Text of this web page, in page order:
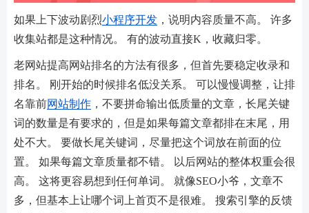
如果上下波动剧烈小程序开发 ，说明内容质量不高。 许多
收集站都是这种情况。 有的波动直接K，收藏归零。
老网站提高网站排名的方法有很多，但首先要稳定收录和
排名。 刚开始的时候排名低没关系。 可以慢慢调整，让排
名靠前网站制作 ，不要拼命输出低质量的文章，长尾关键
词的数量是有要求的，但是如果每篇文章都排在末尾，用
处不大。 要做长尾关键词，尽量把这个词放在前面的位
置。 如果每篇文章质量都不错。 以后网站的整体权重会很
高。 这将更容易想到任何单词。 就像SEO小爷，文章不
多，但基本上让哪个词上首页不是很难。 搜索引擎的反馈